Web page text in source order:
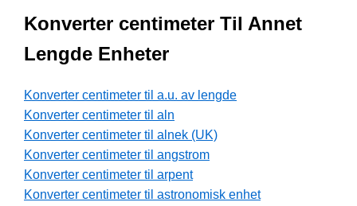
Konverter centimeter Til Annet
Lengde Enheter
Konverter centimeter til a.u. av lengde
Konverter centimeter til aln
Konverter centimeter til alnek (UK)
Konverter centimeter til angstrom
Konverter centimeter til arpent
Konverter centimeter til astronomisk enhet